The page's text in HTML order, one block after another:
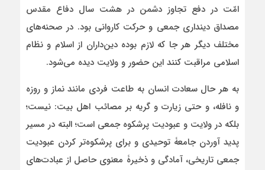
امّت در دفع تجاوز دشمن در هشت سال دفاع مقدس
مصداق دینداری جمعی و حرکت کاروانی بود. در صحنه‌های
مختلف دیگر هر جا که لازم بوده دین‌داران از اسلام و نظام
اسلامی مراقبت کنند این حضور و ولایت دیده می‌شود.
به هر حال سعادت انسان به طاعت فردی مانند نماز و روزه
و نافله، و حتی زیارت و گریه‌ بر مصائب اهل بیت: نیست؛
بلکه در ولایت و عبودیت پرشکوه جمعی است؛ البته در مسیر
پدید آوردن جامعۀ توحیدی و برای پرشکوه‌تر کردن عبودیت
جمعی تاریخی، آمادگی و ذخیرۀ معنوی حاصل از عبادت‌های